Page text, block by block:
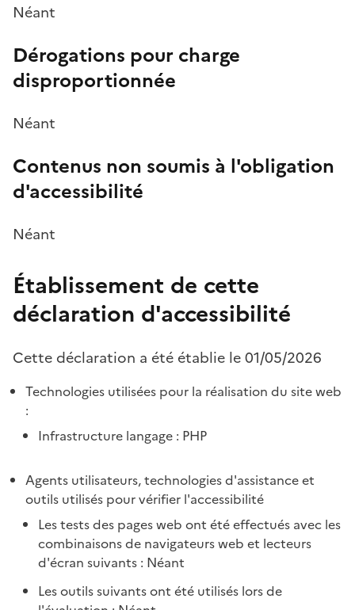
Néant
Dérogations pour charge
disproportionnée
Néant
Contenus non soumis à l'obligation
d'accessibilité
Néant
Établissement de cette
déclaration d'accessibilité
Cette déclaration a été établie le 01/05/2026
Technologies utilisées pour la réalisation du site web
:
Infrastructure langage : PHP
Agents utilisateurs, technologies d'assistance et
outils utilisés pour vérifier l'accessibilité
Les tests des pages web ont été effectués avec les
combinaisons de navigateurs web et lecteurs
d'écran suivants : Néant
Les outils suivants ont été utilisés lors de